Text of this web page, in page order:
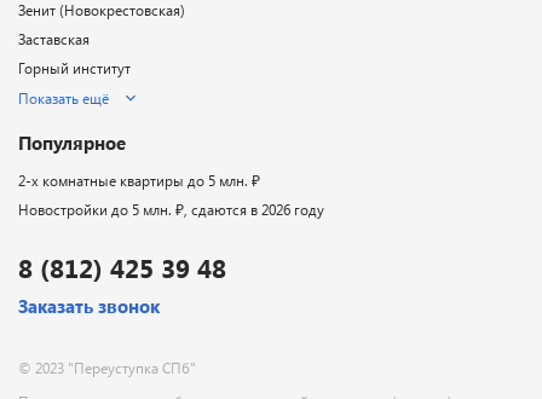
8 (812) 425 39 48
Заказать звонок
© 2023 "Переуступка СПб"
Зенит (Новокрестовская)
Заставская
Горный институт
Показать ещё
Популярное
2-х комнатные квартиры до 5 млн. ₽
Новостройки до 5 млн. ₽, сдаются в 2026 году